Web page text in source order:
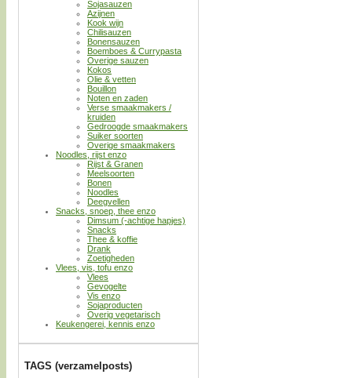
Sojasauzen
Azijnen
Kook wijn
Chilisauzen
Bonensauzen
Boemboes & Currypasta
Overige sauzen
Kokos
Olie & vetten
Bouillon
Noten en zaden
Verse smaakmakers /
kruiden
Gedroogde smaakmakers
Suiker soorten
Overige smaakmakers
Noodles, rijst enzo
Rijst & Granen
Meelsoorten
Bonen
Noodles
Deegvellen
Snacks, snoep, thee enzo
Dimsum (-achtige hapjes)
Snacks
Thee & koffie
Drank
Zoetigheden
Vlees, vis, tofu enzo
Vlees
Gevogelte
Vis enzo
Sojaproducten
Overig vegetarisch
Keukengerei, kennis enzo
TAGS (verzamelposts)